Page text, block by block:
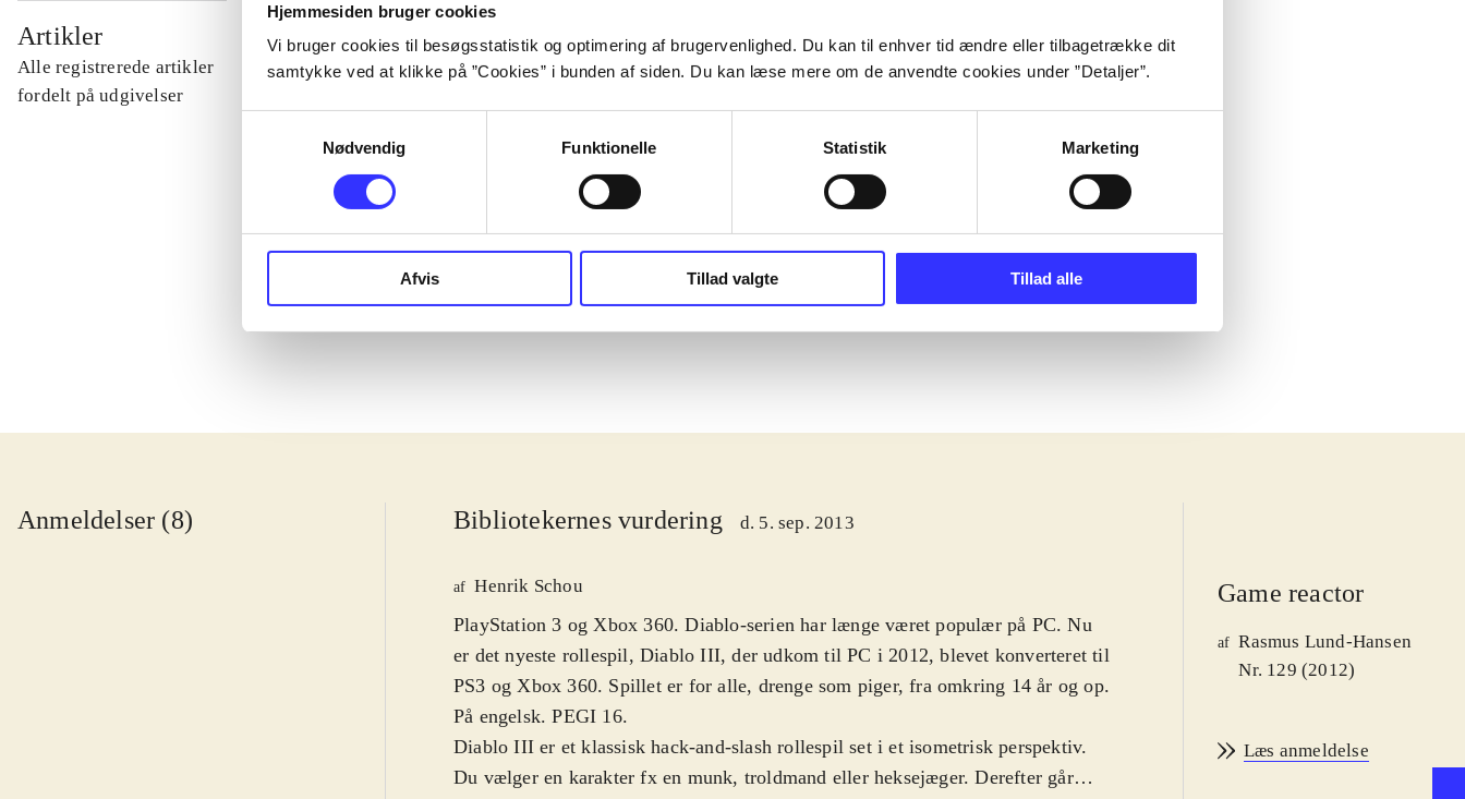
Hjemmesiden bruger cookies
Vi bruger cookies til besøgsstatistik og optimering af brugervenlighed. Du kan til enhver tid ændre eller tilbagetrække dit
samtykke ved at klikke på ”Cookies” i bunden af siden. Du kan læse mere om de anvendte cookies under ”Detaljer”.
Nødvendig
Funktionelle Statistik Marketing
Afvis Tillad valgte Tillad alle
Artikler
Alle registrerede artikler
fordelt på udgivelser
...
...
...
...
Anmeldelser (8) Bibliotekernes vurdering d. 5. sep. 2013
af Henrik Schou
PlayStation 3 og Xbox 360. Diablo-serien har længe været populær på PC. Nu
er det nyeste rollespil, Diablo III, der udkom til PC i 2012, blevet konverteret til
PS3 og Xbox 360. Spillet er for alle, drenge som piger, fra omkring 14 år og op.
På engelsk. PEGI 16.
Diablo III er et klassisk hack-and-slash rollespil set i et isometrisk perspektiv.
Du vælger en karakter fx en munk, troldmand eller heksejæger. Derefter går
Game reactor
af Rasmus Lund-Hansen
Nr. 129 (2012)
Læs anmeldelse